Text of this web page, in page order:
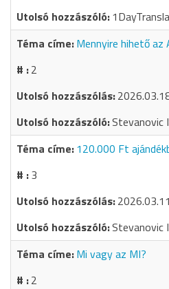
Mennyire hihető az
2
Stevanovic
120.000 Ft
3
Stevanovic
Mi vagy az MI?
2